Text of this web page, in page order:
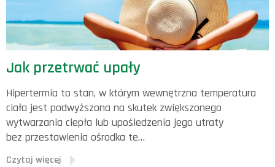
Jak przetrwać upały
Hipertermia to stan, w którym wewnętrzna temperatura
ciała jest podwyższona na skutek zwiększonego
wytwarzania ciepła lub upośledzenia jego utraty
bez przestawienia ośrodka te…
Czytaj więcej